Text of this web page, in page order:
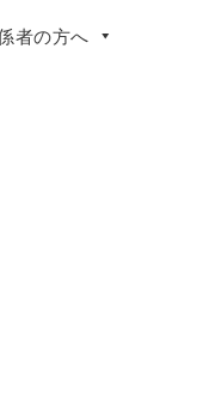
者の方へ